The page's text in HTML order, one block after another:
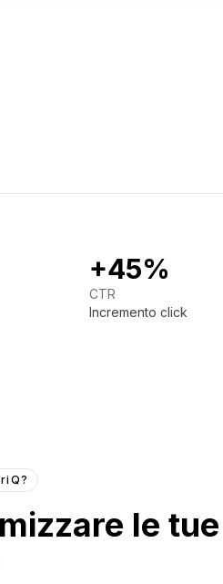
+45%
CTR
Incremento click
le